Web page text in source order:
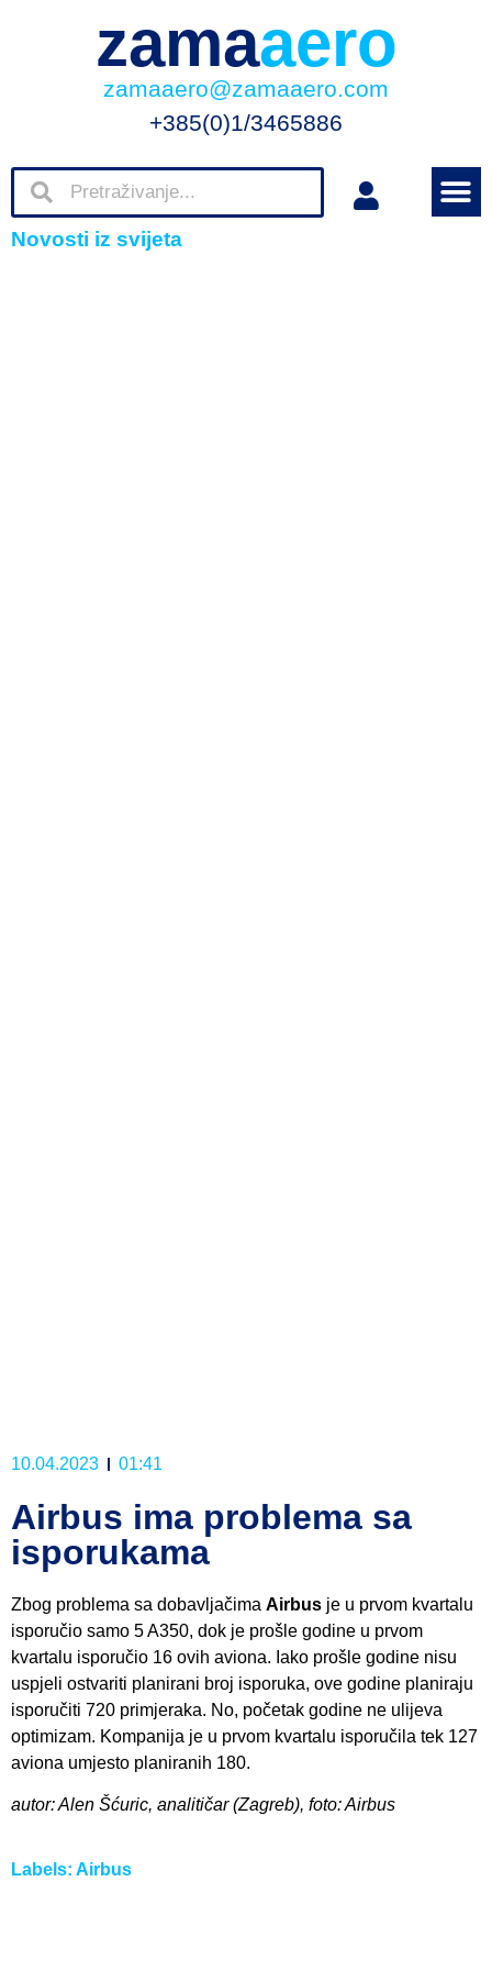
zamaaero
zamaaero@zamaaero.com
+385(0)1/3465886
Novosti iz svijeta
10.04.2023 01:41
Airbus ima problema sa
isporukama
Zbog problema sa dobavljačima Airbus je u prvom kvartalu
isporučio samo 5 A350, dok je prošle godine u prvom
kvartalu isporučio 16 ovih aviona. Iako prošle godine nisu
uspjeli ostvariti planirani broj isporuka, ove godine planiraju
isporučiti 720 primjeraka. No, početak godine ne ulijeva
optimizam. Kompanija je u prvom kvartalu isporučila tek 127
aviona umjesto planiranih 180.
autor: Alen Šćuric, analitičar (Zagreb), foto: Airbus
Labels: Airbus